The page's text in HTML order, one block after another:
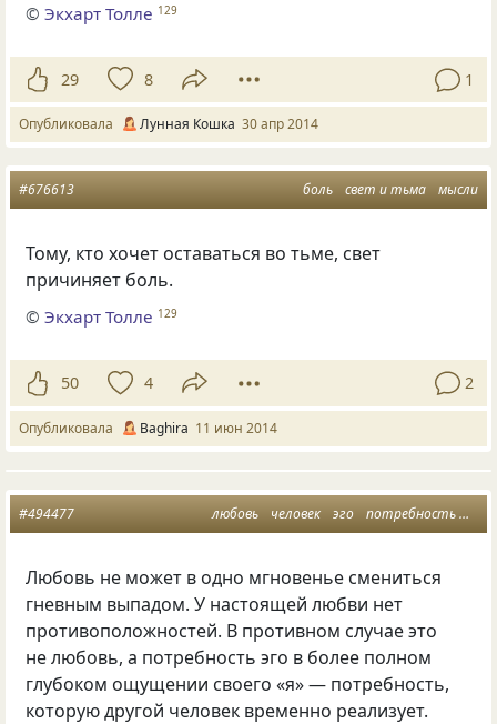
©Экхарт Толле 129
29 8 1
Опубликовала Лунная Кошка 30 апр 2014
боль свет и тьма мысли
#676613
Тому, кто хочет оставаться во тьме, свет
причиняет боль.
©Экхарт Толле 129
50 4 2
Опубликовала Baghira 11 июн 2014
любовь человек эго потребность
#494477
Любовь не может в одно мгновенье смениться
гневным выпадом. У настоящей любви нет
противоположностей. В противном случае это
не любовь, а потребность эго в более полном
глубоком ощущении своего «я» — потребность,
которую другой человек временно реализует.